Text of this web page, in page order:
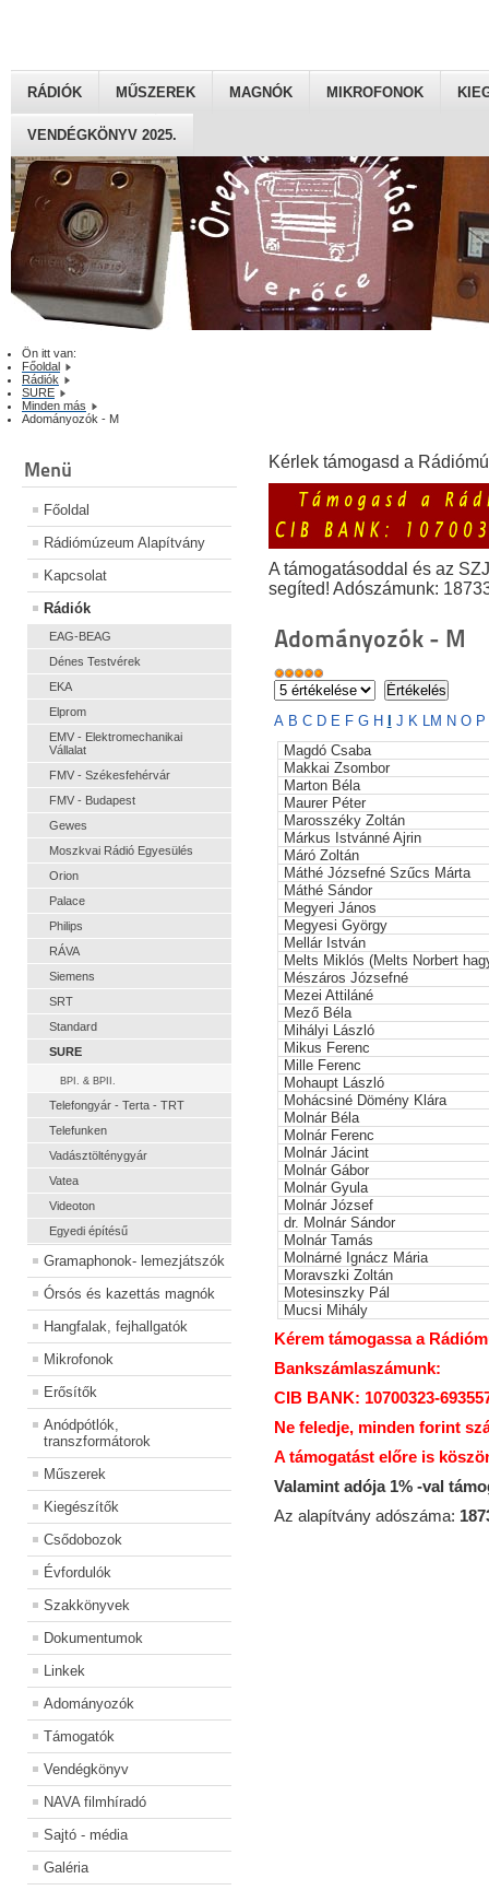
RÁDIÓK MŰSZEREK MAGNÓK MIKROFONOK
VENDÉGKÖNYV 2025.
Ön itt van:
Főoldal
Rádiók
SURE
Minden más
Adományozók - M
Menü
Főoldal
Rádiómúzeum Alapítvány
Kapcsolat
Rádiók
EAG-BEAG
Dénes Testvérek
EKA
Elprom
EMV - Elektromechanikai
Vállalat
FMV - Székesfehérvár
FMV - Budapest
Gewes
Moszkvai Rádió Egyesülés
Orion
Palace
Philips
RÁVA
Siemens
SRT
Standard
SURE
BPI. & BPII.
Telefongyár - Terta - TRT
Telefunken
Vadásztölténygyár
Vatea
Videoton
Egyedi építésű
Gramaphonok- lemezjátszók
Órsós és kazettás magnók
Hangfalak, fejhallgatók
Mikrofonok
Erősítők
Anódpótlók,
transzformátorok
Műszerek
Kiegészítők
Csődobozok
Évfordulók
Szakkönyvek
Dokumentumok
Linkek
Adományozók
Támogatók
Vendégkönyv
NAVA filmhíradó
Sajtó - média
Galéria
Kérlek támogasd a
A támogatásoddal és az
segíted! Adószámunk:
Adományozók - M
A B C D E F G H J K LM N O P
Magdó Csaba
Makkai Zsombor
Marton Béla
Maurer Péter
Marosszéky Zoltán
Márkus Istvánné Ajrin
Máró Zoltán
Máthé Józsefné Szűcs Márta
Máthé Sándor
Megyeri János
Megyesi György
Mellár István
Melts Miklós (Melts Norbert
Mészáros Józsefné
Mezei Attiláné
Mező Béla
Mihályi László
Mikus Ferenc
Mille Ferenc
Mohaupt László
Mohácsiné Dömény Klára
Molnár Béla
Molnár Ferenc
Molnár Jácint
Molnár Gábor
Molnár Gyula
Molnár József
dr. Molnár Sándor
Molnár Tamás
Molnárné Ignácz Mária
Moravszki Zoltán
Motesinszky Pál
Mucsi Mihály
Kérem támogassa a
Bankszámlaszámunk:
CIB BANK: 10700323-
Ne feledje, minden forint
A támogatást előre is
Valamint adója 1% -val
Az alapítvány adószáma: